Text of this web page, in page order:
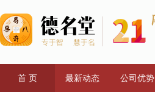
首 页 最新动态 公司优势